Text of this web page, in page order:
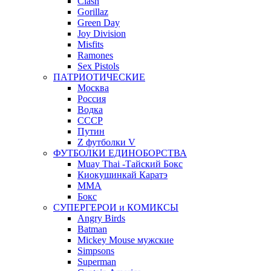
Gorillaz
Green Day
Joy Division
Misfits
Ramones
Sex Pistols
ПАТРИОТИЧЕСКИЕ
Москва
Россия
Водка
СССР
Путин
Z футболки V
ФУТБОЛКИ ЕДИНОБОРСТВА
Muay Thai -Тайский Бокс
Киокушинкай Каратэ
MMA
Бокс
СУПЕРГЕРОИ и КОМИКСЫ
Angry Birds
Batman
Mickey Mouse мужские
Simpsons
Superman